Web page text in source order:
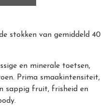
stokken van gemiddeld 40
en minerale toetsen,
Prima smaakintensiteit,
sappig fruit, frisheid en